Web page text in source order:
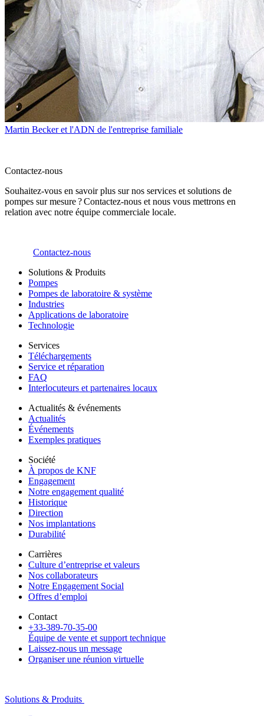
Martin Becker et l'ADN de l'entreprise familiale
Contactez-nous
Souhaitez-vous en savoir plus sur nos services et solutions de
pompes sur mesure ? Contactez-nous et nous vous mettrons en
relation avec notre équipe commerciale locale.
Contactez-nous
Solutions & Produits
Pompes
Pompes de laboratoire & système
Industries
Applications de laboratoire
Technologie
Services
Téléchargements
Service et réparation
FAQ
Interlocuteurs et partenaires locaux
Actualités & événements
Actualités
Événements
Exemples pratiques
Société
À propos de KNF
Engagement
Notre engagement qualité
Historique
Direction
Nos implantations
Durabilité
Carrières
Culture d’entreprise et valeurs
Nos collaborateurs
Notre Engagement Social
Offres d’emploi
Contact
+33-389-70-35-00
Équipe de vente et support technique
Laissez-nous un message
Organiser une réunion virtuelle
Solutions & Produits